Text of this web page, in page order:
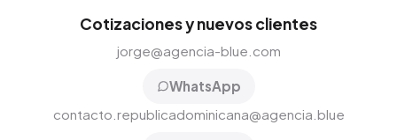
Cotizaciones y nuevos clientes
jorge@agencia-blue.com
WhatsApp
contacto.republicadominicana@agencia.blue